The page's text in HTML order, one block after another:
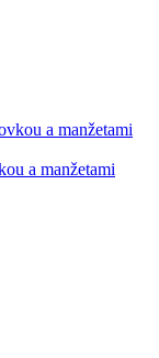
a manžetami